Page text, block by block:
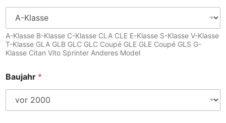
A-Klasse B-Klasse C-Klasse CLA CLE E-Klasse S-Klasse V-Klasse
T-Klasse GLA GLB GLC GLC Coupé GLE GLE Coupé GLS G-
Klasse Citan Vito Sprinter Anderes Model
Baujahr *